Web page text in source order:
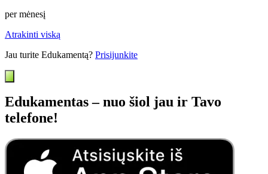
per mėnesį
Atrakinti viską
Jau turite Edukamentą? Prisijunkite
Edukamentas – nuo šiol jau ir Tavo
telefone!